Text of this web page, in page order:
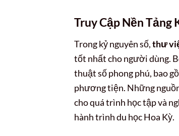
Truy Cập Nền Tảng
Trong kỷ nguyên số,thư
tốt nhất cho người dùng.
thuật số phong phú, bao
phương tiện. Những
cho quá trình học tập và
hành trình du học Hoa Kỳ.